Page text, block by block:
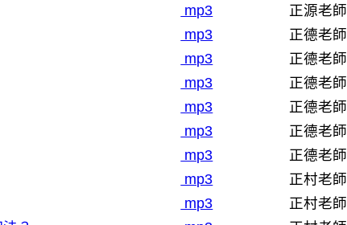
mp3
正源老師
mp3
正德老師
mp3
正德老師
mp3
正德老師
mp3
正德老師
mp3
正德老師
mp3
正德老師
mp3
正村老師
mp3
正村老師